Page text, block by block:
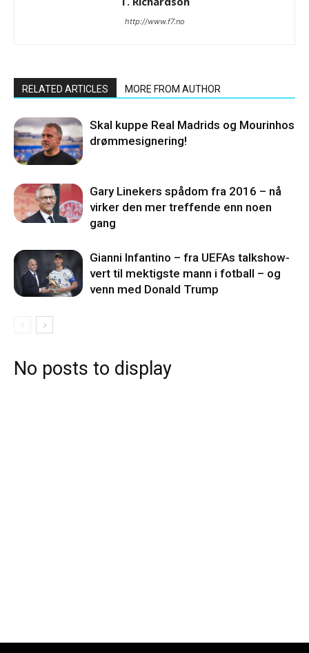
http://www.f7.no
RELATED ARTICLES MORE FROM AUTHOR
Skal kuppe Real Madrids og Mourinhos
drømmesignering!
Gary Linekers spådom fra 2016 – nå
virker den mer treffende enn noen
gang
Gianni Infantino – fra UEFAs talkshow-
vert til mektigste mann i fotball – og
venn med Donald Trump
No posts to display